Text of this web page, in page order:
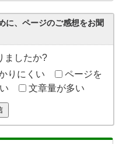
に、ページのご感想をお聞
ましたか?
りにくい
ページを
文章量が多い